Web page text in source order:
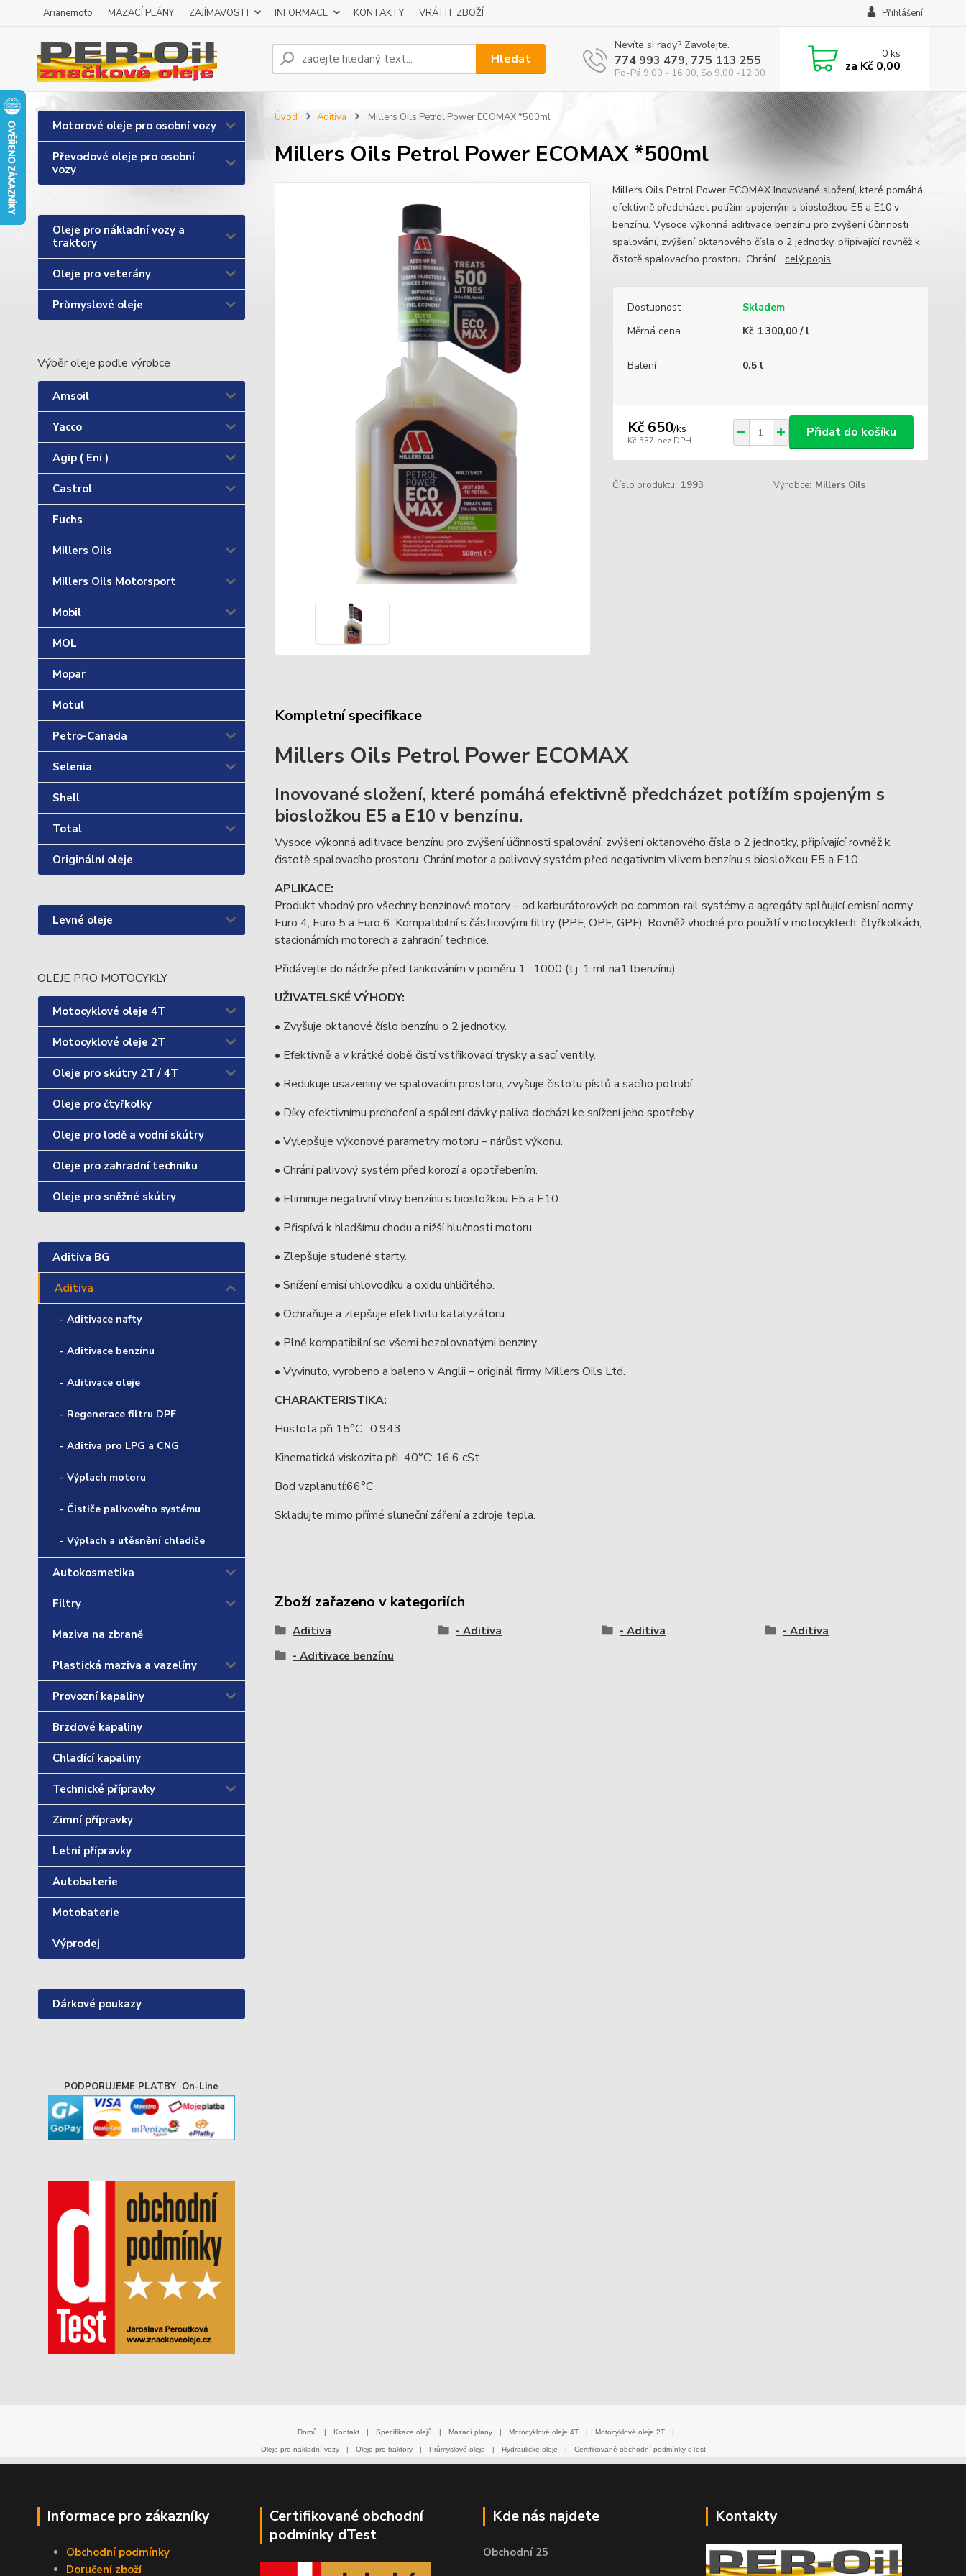
Arianemoto MAZACÍ PLÁNY ZAJÍMAVOSTI INFORMACE KONTAKTY VRÁTIT ZBOŽÍ Přihlášení
Hledat
Nevíte si rady? Zavolejte.
774 993 479, 775 113 255
Po-Pá 9.00 - 16.00, So 9.00 -12.00
0ks
za Kč 0,00
Motorové oleje pro osobní vozy
Převodové oleje pro osobní
vozy
Oleje pro nákladní vozy a
traktory
Oleje pro veterány
Průmyslové oleje
Výběr oleje podle výrobce
Amsoil
Yacco
Agip ( Eni )
Castrol
Fuchs
Millers Oils
Millers Oils Motorsport
Mobil
MOL
Mopar
Motul
Petro-Canada
Selenia
Shell
Total
Originální oleje
Levné oleje
OLEJE PRO MOTOCYKLY
Motocyklové oleje 4T
Motocyklové oleje 2T
Oleje pro skútry 2T / 4T
Oleje pro čtyřkolky
Oleje pro lodě a vodní skútry
Oleje pro zahradní techniku
Oleje pro sněžné skútry
Aditiva BG
Aditiva
- Aditivace nafty
- Aditivace benzínu
- Aditivace oleje
- Regenerace filtru DPF
- Aditiva pro LPG a CNG
- Výplach motoru
- Čističe palivového systému
- Výplach a utěsnění chladiče
Autokosmetika
Filtry
Maziva na zbraně
Plastická maziva a vazelíny
Provozní kapaliny
Brzdové kapaliny
Chladící kapaliny
Technické přípravky
Zimní přípravky
Letní přípravky
Autobaterie
Motobaterie
Výprodej
Dárkové poukazy
PODPORUJEME PLATBY On-Line
Úvod Aditiva Millers Oils Petrol Power ECOMAX *500ml
Millers Oils Petrol Power ECOMAX *500ml
Millers Oils Petrol Power ECOMAX Inovované složení, které pomáhá
efektivně předcházet potížím spojeným s biosložkou E5 a E10 v
benzínu. Vysoce výkonná aditivace benzínu pro zvýšení účinnosti
spalování, zvýšení oktanového čísla o 2 jednotky, připívající rovněž k
čistotě spalovacího prostoru. Chrání... celý popis
Dostupnost
Skladem
Měrná cena
Kč 1 300,00 / l
Balení 0.5 l
Kč 650/ks
Kč 537 bez DPH
Přidat do košíku
Číslo produktu: 1993 Výrobce: Millers Oils
Kompletní specifikace
Millers Oils Petrol Power ECOMAX
Inovované složení, které pomáhá efektivně předcházet potížím spojeným s
biosložkou E5 a E10 v benzínu.
Vysoce výkonná aditivace benzínu pro zvýšení účinnosti spalování, zvýšení oktanového čísla o 2 jednotky, připívající rovněž k
čistotě spalovacího prostoru. Chrání motor a palivový systém před negativním vlivem benzínu s biosložkou E5 a E10.
APLIKACE:
Produkt vhodný pro všechny benzínové motory – od karburátorových po common-rail systémy a agregáty splňující emisní normy
Euro 4, Euro 5 a Euro 6. Kompatibilní s částicovými filtry (PPF, OPF, GPF). Rovněž vhodné pro použití v motocyklech, čtyřkolkách,
stacionárních motorech a zahradní technice.
Přidávejte do nádrže před tankováním v poměru 1 : 1000 (t.j. 1 ml na1 lbenzínu).
UŽIVATELSKÉ VÝHODY:
• Zvyšuje oktanové číslo benzínu o 2 jednotky.
• Efektivně a v krátké době čistí vstřikovací trysky a sací ventily.
• Redukuje usazeniny ve spalovacím prostoru, zvyšuje čistotu pístů a sacího potrubí.
• Díky efektivnímu prohoření a spálení dávky paliva dochází ke snížení jeho spotřeby.
• Vylepšuje výkonové parametry motoru – nárůst výkonu.
• Chrání palivový systém před korozí a opotřebením.
• Eliminuje negativní vlivy benzínu s biosložkou E5 a E10.
• Přispívá k hladšímu chodu a nižší hlučnosti motoru.
• Zlepšuje studené starty.
• Snížení emisí uhlovodíku a oxidu uhličitého.
• Ochraňuje a zlepšuje efektivitu katalyzátoru.
• Plně kompatibilní se všemi bezolovnatými benzíny.
• Vyvinuto, vyrobeno a baleno v Anglii – originál firmy Millers Oils Ltd.
CHARAKTERISTIKA:
Hustota při 15°C: 0.943
Kinematická viskozita při 40°C: 16.6 cSt
Bod vzplanutí:66°C
Skladujte mimo přímé sluneční záření a zdroje tepla.
Zboží zařazeno v kategoriích
Aditiva - Aditiva - Aditiva
- Aditiva
- Aditivace benzínu
Domů | Kontakt | Specifikace olejů | Mazací plány | Motocyklové oleje 4T | Motocyklové oleje 2T |
Oleje pro nákladní vozy | Oleje pro traktory | Průmyslové oleje | Hydraulické oleje | Certifikované obchodní podmínky dTest
Informace pro zákazníky
Obchodní podmínky
Doručení zboží
Certifikované obchodní
podmínky dTest
Kde nás najdete
Obchodní 25
Kontakty